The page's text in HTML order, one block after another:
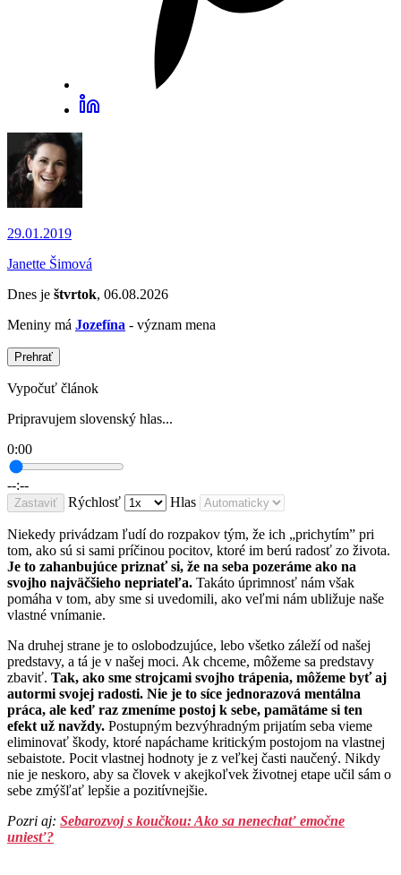
29.01.2019
Janette Šimová
Dnes je štvrtok, 06.08.2026
Meniny má Jozefína - význam mena
Prehrať
Vypočuť článok
Pripravujem slovenský hlas...
0:00
--:--
Zastaviť Rýchlosť Hlas
Niekedy privádzam ľudí do rozpakov tým, že ich „prichytím” pri
tom, ako sú si sami príčinou pocitov, ktoré im berú radosť zo života.
Je to zahanbujúce priznať si, že na seba pozeráme ako na
svojho najväčšieho nepriateľa. Takáto úprimnosť nám však
pomáha v tom, aby sme si uvedomili, ako veľmi nám ubližuje naše
vlastné vnímanie.
Na druhej strane je to oslobodzujúce, lebo všetko záleží od našej
predstavy, a tá je v našej moci. Ak chceme, môžeme sa predstavy
zbaviť. Tak, ako sme strojcami svojho trápenia, môžeme byť aj
autormi svojej radosti. Nie je to síce jednorazová mentálna
práca, ale keď raz zmeníme postoj k sebe, pamätáme si ten
efekt už navždy. Postupným bezvýhradným prijatím seba vieme
eliminovať škody, ktoré napáchame kritickým postojom na vlastnej
sebaistote. Pocit vlastnej hodnoty je z veľkej časti naučený. Nikdy
nie je neskoro, aby sa človek v akejkoľvek životnej etape učil sám o
sebe zmýšľať lepšie a pozitívnejšie.
Pozri aj: Sebarozvoj s koučkou: Ako sa nenechať emočne
uniesť?